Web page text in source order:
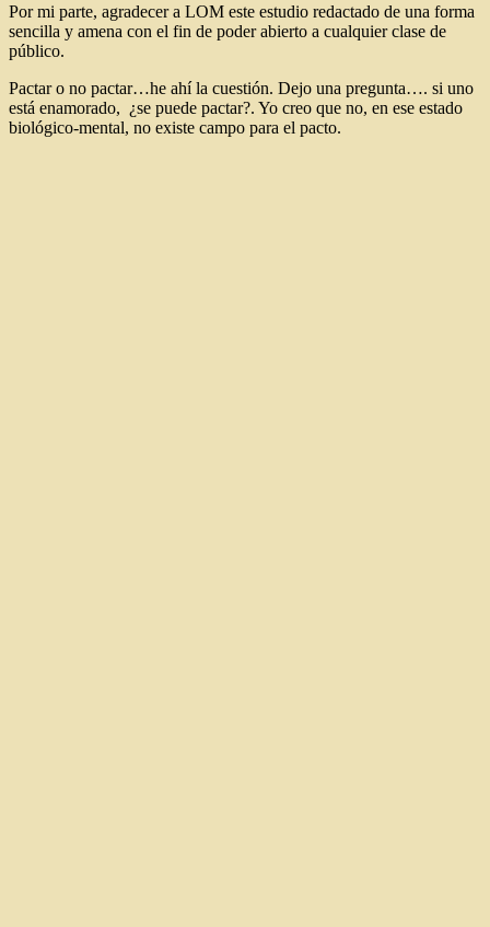
Por mi parte, agradecer a LOM este estudio redactado de una forma
sencilla y amena con el fin de poder abierto a cualquier clase de
público.
Pactar o no pactar…he ahí la cuestión. Dejo una pregunta…. si uno
está enamorado, ¿se puede pactar?. Yo creo que no, en ese estado
biológico-mental, no existe campo para el pacto.